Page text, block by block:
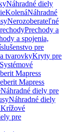
Náhradné diely
KolenáNáhradné
Nerozoberateľné
Prechody a
a spojenia,
pre
tvarovkyKryty pre
Systémové
Mapress
Mapress
Náhradné diely pre
Náhradné diely
pre